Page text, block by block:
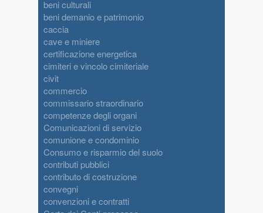
beni culturali
beni demanio e patrimonio
caccia
cave e miniere
certificazione energetica
cimiteri e vincolo cimiteriale
civit
commercio
commissario straordinario
competenze degli organi
Comunicazioni di servizio
comunione e condominio
Consumo e risparmio del suolo
contributi pubblici
contributo di costruzione
convegni
convenzioni e contratti